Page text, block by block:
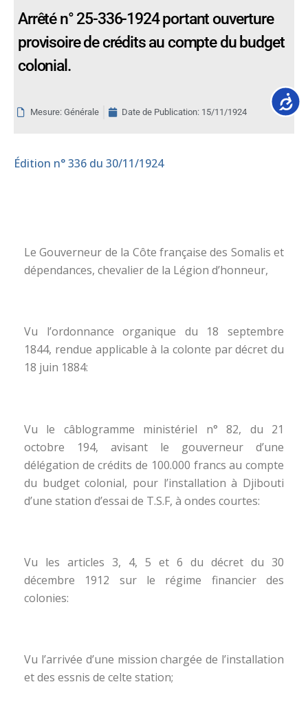
Arrêté n° 25-336-1924 portant ouverture
provisoire de crédits au compte du budget
colonial.
Mesure: Générale Date de Publication: 15/11/1924
Édition n° 336 du 30/11/1924
Le Gouverneur de la Côte française des Somalis et
dépendances, chevalier de la Légion d’honneur,
Vu l’ordonnance organique du 18 septembre
1844, rendue applicable à la colonte par décret du
18 juin 1884:
Vu le câblogramme ministériel n° 82, du 21
octobre 194, avisant le gouverneur d’une
délégation de crédits de 100.000 francs au compte
du budget colonial, pour l’installation à Djibouti
d’une station d’essai de T.S.F, à ondes courtes:
Vu les articles 3, 4, 5 et 6 du décret du 30
décembre 1912 sur le régime financier des
colonies:
Vu l’arrivée d’une mission chargée de l’installation
et des essnis de celte station;